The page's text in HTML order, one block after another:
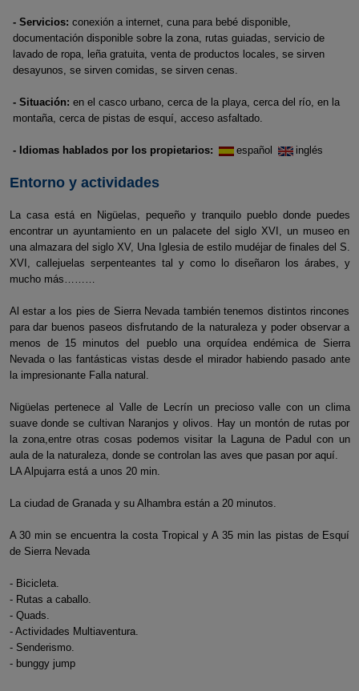
- Servicios: conexión a internet, cuna para bebé disponible,
documentación disponible sobre la zona, rutas guiadas, servicio de
lavado de ropa, leña gratuita, venta de productos locales, se sirven
desayunos, se sirven comidas, se sirven cenas.
- Situación: en el casco urbano, cerca de la playa, cerca del río, en la
montaña, cerca de pistas de esquí, acceso asfaltado.
- Idiomas hablados por los propietarios: español inglés
Entorno y actividades
La casa está en Nigüelas, pequeño y tranquilo pueblo donde puedes
encontrar un ayuntamiento en un palacete del siglo XVI, un museo en
una almazara del siglo XV, Una Iglesia de estilo mudéjar de finales del S.
XVI, callejuelas serpenteantes tal y como lo diseñaron los árabes, y
mucho más………
Al estar a los pies de Sierra Nevada también tenemos distintos rincones
para dar buenos paseos disfrutando de la naturaleza y poder observar a
menos de 15 minutos del pueblo una orquídea endémica de Sierra
Nevada o las fantásticas vistas desde el mirador habiendo pasado ante
la impresionante Falla natural.
Nigüelas pertenece al Valle de Lecrín un precioso valle con un clima
suave donde se cultivan Naranjos y olivos. Hay un montón de rutas por
la zona,entre otras cosas podemos visitar la Laguna de Padul con un
aula de la naturaleza, donde se controlan las aves que pasan por aquí.
LA Alpujarra está a unos 20 min.
La ciudad de Granada y su Alhambra están a 20 minutos.
A 30 min se encuentra la costa Tropical y A 35 min las pistas de Esquí
de Sierra Nevada
- Bicicleta.
- Rutas a caballo.
- Quads.
- Actividades Multiaventura.
- Senderismo.
- bunggy jump